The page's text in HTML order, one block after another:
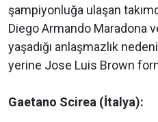
şampiyonluğa ulaşan
Diego Armando Maradona
yaşadığı anlaşmazlık
yerine Jose Luis Brown
Gaetano Scirea (İtalya):